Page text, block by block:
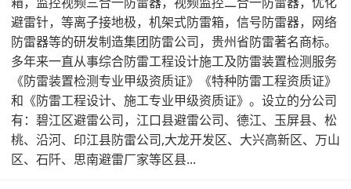
避雷针，等离子接地极，机架式防雷箱，信号防雷器，网络
防雷器等的研发制造集团防雷公司，贵州省防雷著名商标。
多年来一直从事综合防雷工程设计施工及防雷装置检测服务
《防雷装置检测专业甲级资质证》《特种防雷工程资质证》
和《防雷工程设计、施工专业甲级资质证》。设立的分公司
有：碧江区避雷公司，江口县避雷公司、德江、玉屏县、松
桃、沿河、印江县防雷公司,大龙开发区、大兴高新区、万山
区、石阡、思南避雷厂家等区县...